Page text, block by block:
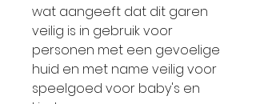
wat aangeeft dat dit garen
veilig is in gebruik voor
personen met een gevoelige
huid en met name veilig voor
speelgoed voor baby's en